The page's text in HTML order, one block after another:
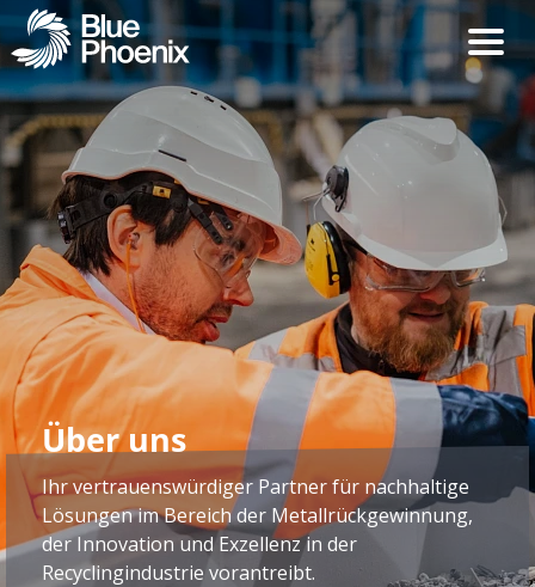
Über uns
Ihr vertrauenswürdiger Partner für nachhaltige
Lösungen im Bereich der Metallrückgewinnung,
der Innovation und Exzellenz in der
Recyclingindustrie vorantreibt.